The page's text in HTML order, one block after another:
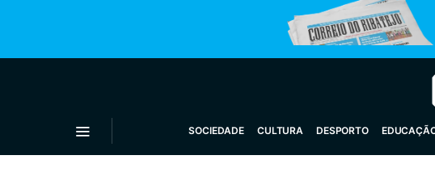
SOCIEDADE CULTURA DESPORTO